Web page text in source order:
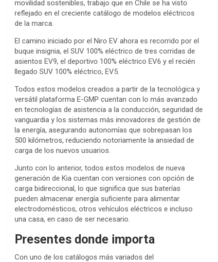
movilidad sostenibles, trabajo que en Chile se ha visto
reflejado en el creciente catálogo de modelos eléctricos
de la marca.
El camino iniciado por el Niro EV ahora es recorrido por el
buque insignia, el SUV 100% eléctrico de tres corridas de
asientos EV9, el deportivo 100% eléctrico EV6 y el recién
llegado SUV 100% eléctrico, EV5.
Todos estos modelos creados a partir de la tecnológica y
versátil plataforma E-GMP cuentan con lo más avanzado
en tecnologías de asistencia a la conducción, seguridad de
vanguardia y los sistemas más innovadores de gestión de
la energía, asegurando autonomías que sobrepasan los
500 kilómetros, reduciendo notoriamente la ansiedad de
carga de los nuevos usuarios.
Junto con lo anterior, todos estos modelos de nueva
generación de Kia cuentan con versiones con opción de
carga bidireccional, lo que significa que sus baterías
pueden almacenar energía suficiente para alimentar
electrodomésticos, otros vehículos eléctricos e incluso
una casa, en caso de ser necesario.
Presentes donde importa
Con uno de los catálogos más variados del